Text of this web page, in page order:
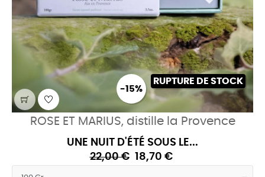
-15%
RUPTURE DE STOCK
ROSE ET MARIUS, distille la Provence
UNE NUIT D'ÉTÉ SOUS LE...
22,00 € 18,70 €